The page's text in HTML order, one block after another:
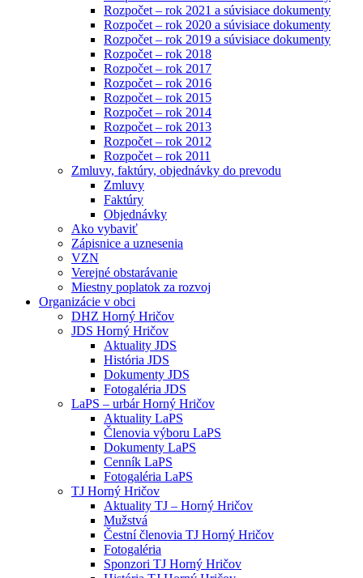
Rozpočet – rok 2021 a súvisiace dokumenty
Rozpočet – rok 2020 a súvisiace dokumenty
Rozpočet – rok 2019 a súvisiace dokumenty
Rozpočet – rok 2018
Rozpočet – rok 2017
Rozpočet – rok 2016
Rozpočet – rok 2015
Rozpočet – rok 2014
Rozpočet – rok 2013
Rozpočet – rok 2012
Rozpočet – rok 2011
Zmluvy, faktúry, objednávky do prevodu
Zmluvy
Faktúry
Objednávky
Ako vybaviť
Zápisnice a uznesenia
VZN
Verejné obstarávanie
Miestny poplatok za rozvoj
Organizácie v obci
DHZ Horný Hričov
JDS Horný Hričov
Aktuality JDS
História JDS
Dokumenty JDS
Fotogaléria JDS
LaPS – urbár Horný Hričov
Aktuality LaPS
Členovia výboru LaPS
Dokumenty LaPS
Cenník LaPS
Fotogaléria LaPS
TJ Horný Hričov
Aktuality TJ – Horný Hričov
Mužstvá
Čestní členovia TJ Horný Hričov
Fotogaléria
Sponzori TJ Horný Hričov